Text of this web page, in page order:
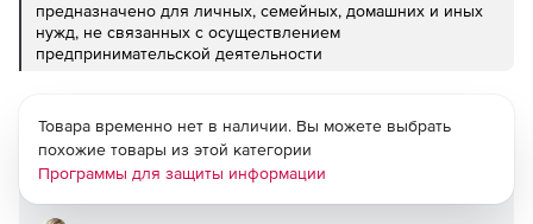
предназначено для личных, семейных, домашних и иных
нужд, не связанных с осуществлением
предпринимательской деятельности
Товара временно нет в наличии. Вы можете выбрать
похожие товары из этой категории
Программы для защиты информации